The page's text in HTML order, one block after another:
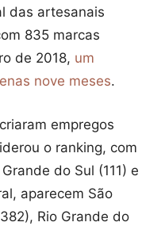
das artesanais
835 marcas
de 2018, um
nove meses.
empregos
o ranking, com
do Sul (111) e
aparecem São
Rio Grande do